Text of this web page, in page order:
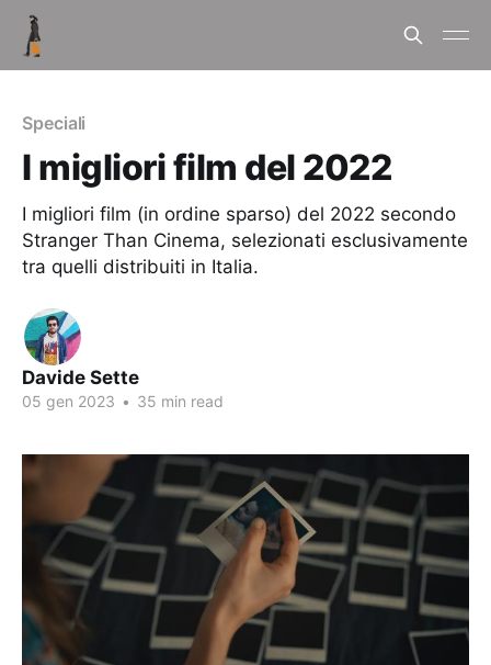
Speciali
I migliori film del 2022
I migliori film (in ordine sparso) del 2022 secondo
Stranger Than Cinema, selezionati esclusivamente
tra quelli distribuiti in Italia.
Davide Sette
05 gen 2023 • 35 min read